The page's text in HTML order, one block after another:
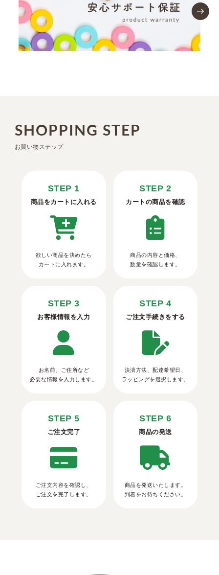
SHOPPING STEP
お買い物ステップ
STEP 1
商品をカートに入れる
欲しい商品を決めたら
カートに入れます。
STEP 2
カートの商品を確認
商品の内容と価格、
数量を確認します。
STEP 3
お客様情報を入力
お名前、ご住所など
必要な情報を入力します。
STEP 4
ご注文手続きをする
決済方法、配達希望日、
ラッピングを選択します。
STEP 5
ご注文完了
ご注文内容を確認し、
ご注文を完了します。
STEP 6
商品の発送
商品を発送いたします。
到着をお待ちください。